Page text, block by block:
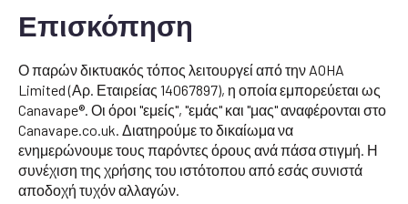
Επισκόπηση
Ο παρών δικτυακός τόπος λειτουργεί από την AOHA
Limited (Αρ. Εταιρείας 14067897), η οποία εμπορεύεται ως
Canavape®. Οι όροι "εμείς", "εμάς" και "μας" αναφέρονται στο
Canavape.co.uk. Διατηρούμε το δικαίωμα να
ενημερώνουμε τους παρόντες όρους ανά πάσα στιγμή. Η
συνέχιση της χρήσης του ιστότοπου από εσάς συνιστά
αποδοχή τυχόν αλλαγών.